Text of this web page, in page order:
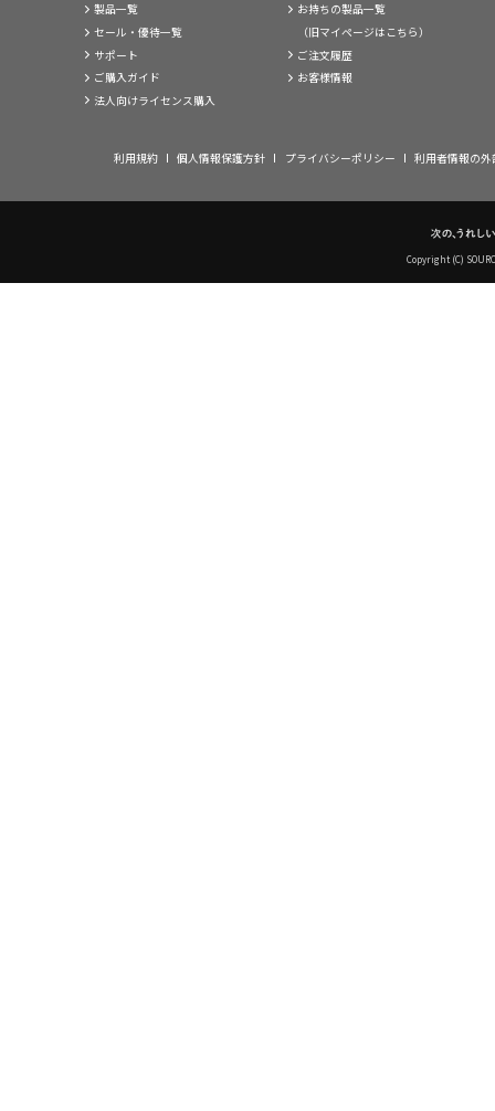
製品一覧
セール・優待一覧
サポート
ご購入ガイド
法人向けライセンス購入
お持ちの製品一覧
（旧マイページはこちら）
ご注文履歴
お客様情報
利用規約 個人情報保護方針 プライバシーポリシー 利用者情報の
Copyright (C)